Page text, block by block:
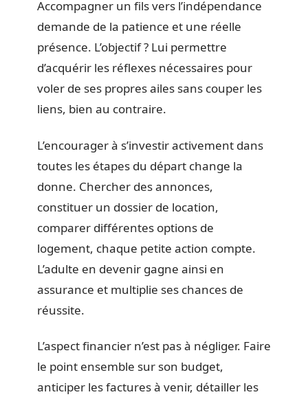
Accompagner un fils vers l’indépendance
demande de la patience et une réelle
présence. L’objectif ? Lui permettre
d’acquérir les réflexes nécessaires pour
voler de ses propres ailes sans couper les
liens, bien au contraire.
L’encourager à s’investir activement dans
toutes les étapes du départ change la
donne. Chercher des annonces,
constituer un dossier de location,
comparer différentes options de
logement, chaque petite action compte.
L’adulte en devenir gagne ainsi en
assurance et multiplie ses chances de
réussite.
L’aspect financier n’est pas à négliger. Faire
le point ensemble sur son budget,
anticiper les factures à venir, détailler les